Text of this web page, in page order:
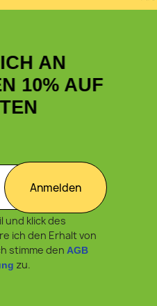
AN
10% AUF
Anmelden
und klick des
ich den Erhalt von
stimme den AGB
zu.